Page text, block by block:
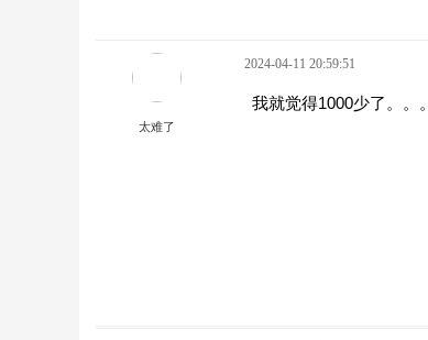
太难了
2024-04-11 20:59:51
我就觉得1000少了。。。